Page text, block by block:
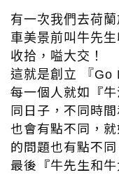
有一次我們去荷
車美景前叫牛先
收拾，嗌大交！
這就是創立 『 Go
每一個人就如『
同日子，不同時
也會有點不同，
的問題也有點不
最後『牛先生和